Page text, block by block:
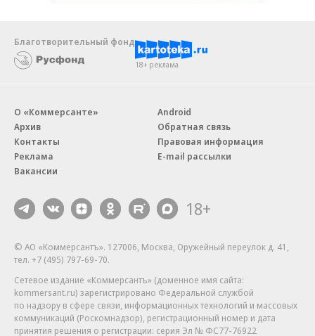
Благотворительный фонд
18+ реклама
О «Коммерсанте»
Архив
Контакты
Реклама
Вакансии
Android
Обратная связь
Правовая информация
E-mail рассылки
18+
© АО «Коммерсантъ». 127006, Москва, Оружейный переулок д. 41,
тел. +7 (495) 797-69-70.
Сетевое издание «Коммерсантъ» (доменное имя сайта:
kommersant.ru) зарегистрировано Федеральной службой
по надзору в сфере связи, информационных технологий и массовых
коммуникаций (Роскомнадзор), регистрационный номер и дата
принятия решения о регистрации: серия Эл № ФС77-76922